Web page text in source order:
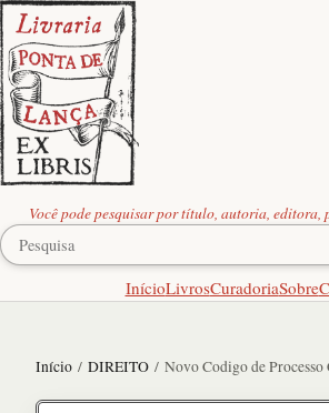
Você pode pesquisar por título, autoria, editora,
InícioLivrosCuradoriaSobre
Início / DIREITO / Novo Codigo de